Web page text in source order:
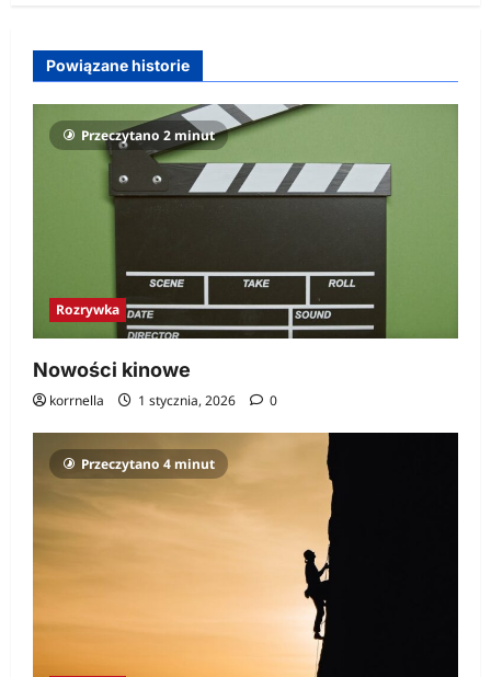
Powiązane historie
Przeczytano 2 minut
Rozrywka
Nowości kinowe
korrnella 1 stycznia, 2026 0
Przeczytano 4 minut